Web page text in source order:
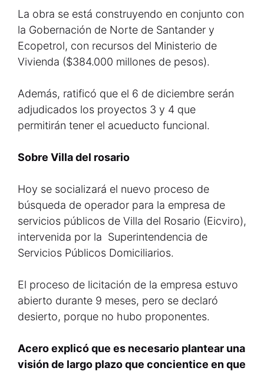
La obra se está construyendo en conjunto con
la Gobernación de Norte de Santander y
Ecopetrol, con recursos del Ministerio de
Vivienda ($384.000 millones de pesos).
Además, ratificó que el 6 de diciembre serán
adjudicados los proyectos 3 y 4 que
permitirán tener el acueducto funcional.
Sobre Villa del rosario
Hoy se socializará el nuevo proceso de
búsqueda de operador para la empresa de
servicios públicos de Villa del Rosario (Eicviro),
intervenida por la Superintendencia de
Servicios Públicos Domiciliarios.
El proceso de licitación de la empresa estuvo
abierto durante 9 meses, pero se declaró
desierto, porque no hubo proponentes.
Acero explicó que es necesario plantear una
visión de largo plazo que concientice en que